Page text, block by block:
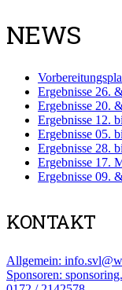
NEWS
Ergebnisse 26.
Ergebnisse 20.
Ergebnisse 12.
Ergebnisse 05.
Ergebnisse 28.
Ergebnisse 17.
Ergebnisse 09.
KONTAKT
Allgemein:
Sponsoren: